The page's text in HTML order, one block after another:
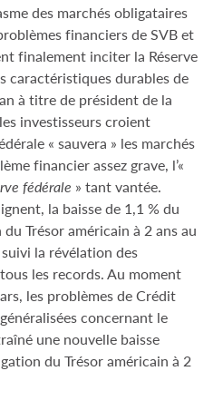
des marchés obligataires
financiers de SVB et
finalement inciter la Réserve
caractéristiques durables de
à titre de président de la
investisseurs croient
« sauvera » les marchés
financier assez grave, l’«
fédérale » tant vantée.
la baisse de 1,1 % du
Trésor américain à 2 ans au
la révélation des
les records. Au moment
les problèmes de Crédit
concernant le
une nouvelle baisse
du Trésor américain à 2